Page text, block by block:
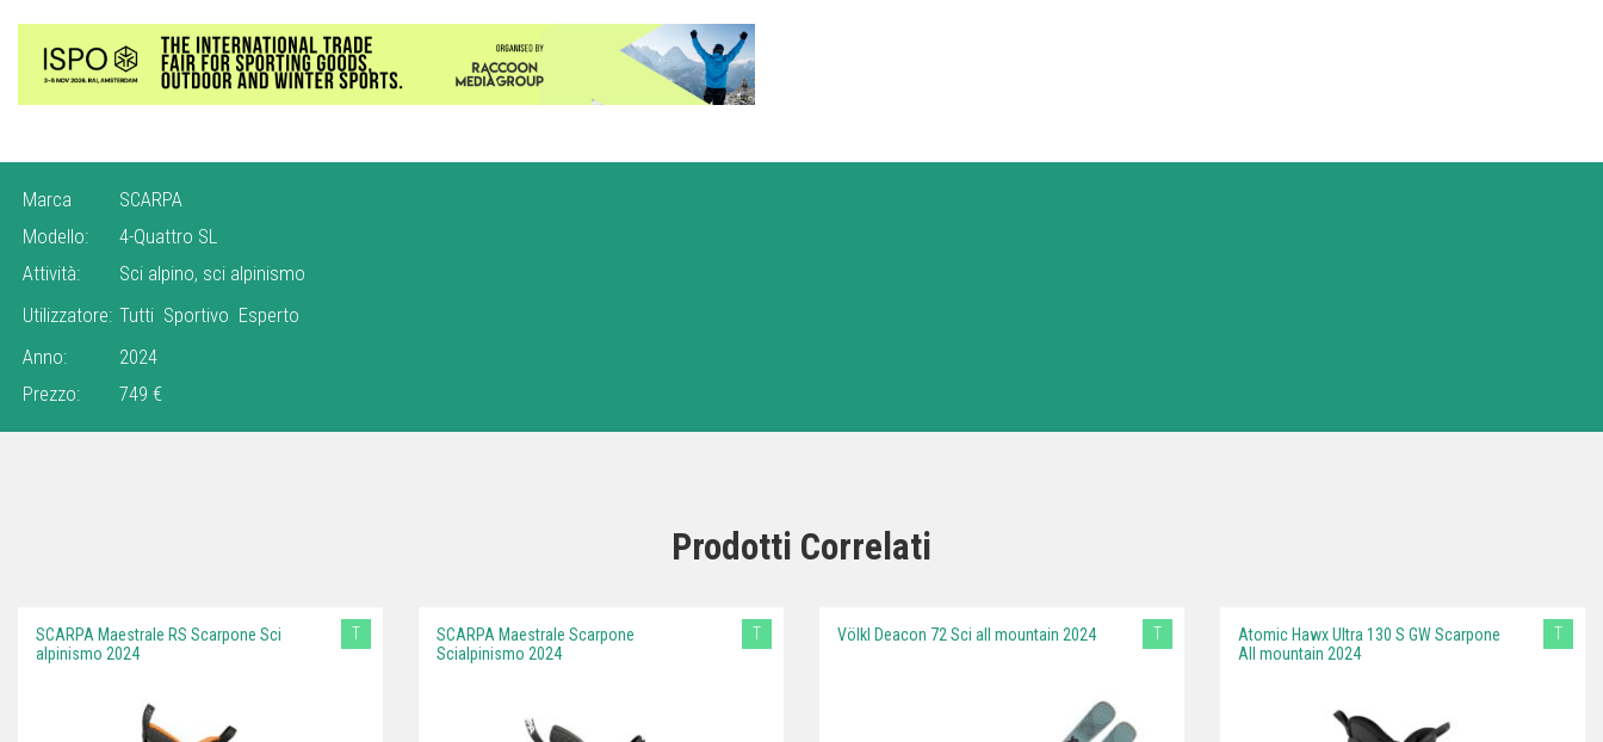
Marca
SCARPA
Modello:
4-Quattro SL
Attività:
Sci alpino, sci alpinismo
Utilizzatore: Tutti Sportivo Esperto
Anno:
2024
Prezzo:
749 €
Prodotti Correlati
SCARPA Maestrale RS Scarpone Sci
alpinismo 2024
T
SCARPA Maestrale Scarpone
Scialpinismo 2024
T Völkl Deacon 72 Sci all mountain 2024 T
Atomic Hawx Ultra 130 S GW Scarpone
All mountain 2024
T